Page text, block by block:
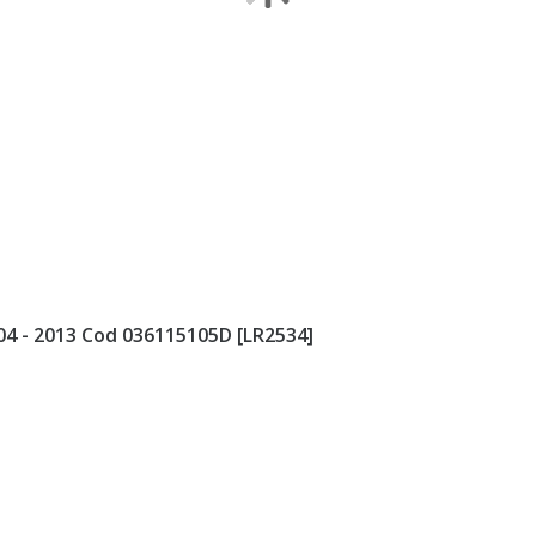
- 2013 Cod 036115105D [LR2534]